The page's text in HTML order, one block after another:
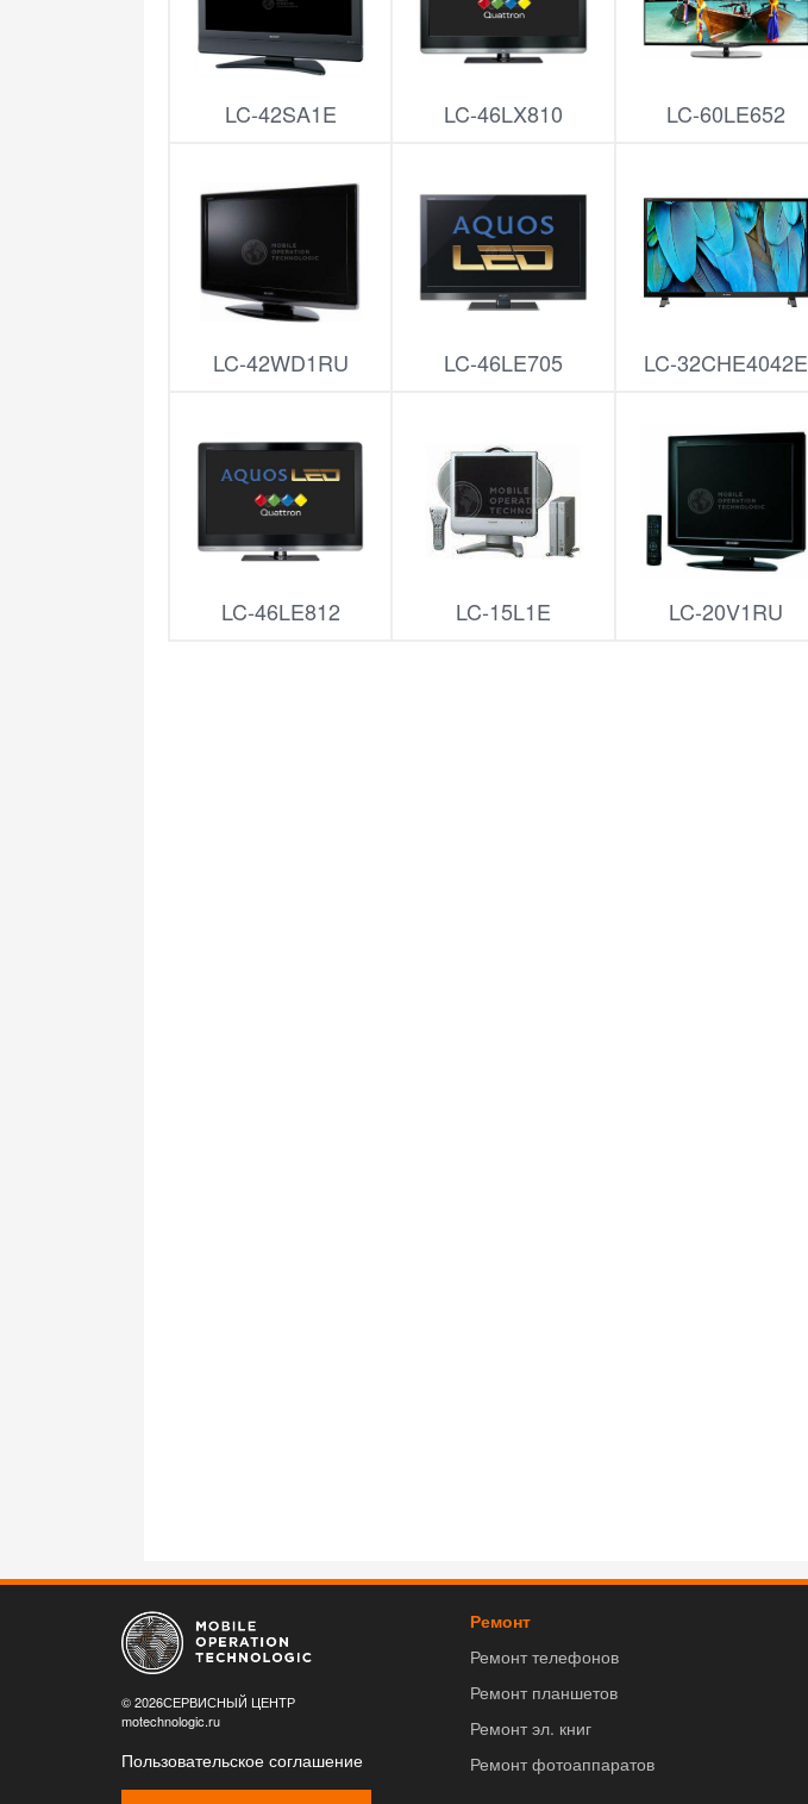
LC-42SA1E LC-46LX810 LC-60LE652
LC-42WD1RU LC-46LE705 LC-32CHE4042E
LC-46LE812 LC-15L1E LC-20V1RU
© 2026СЕРВИСНЫЙ ЦЕНТР
motechnologic.ru
Пользовательское соглашение
Ремонт
Ремонт телефонов
Ремонт планшетов
Ремонт эл. книг
Ремонт фотоаппаратов